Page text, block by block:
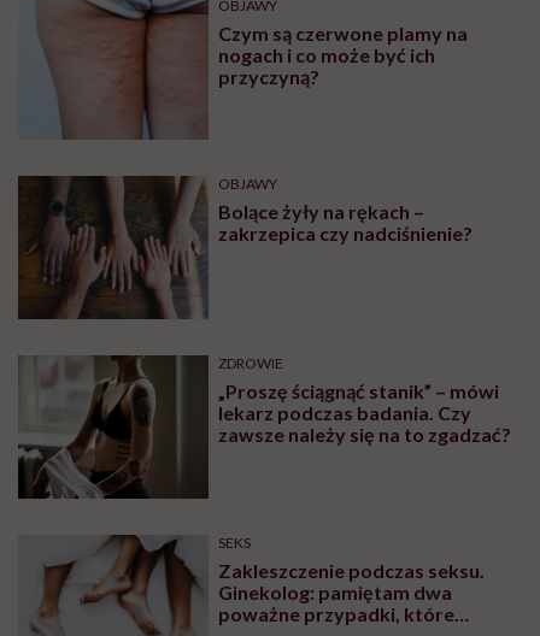
OBJAWY
Czym są czerwone plamy na
nogach i co może być ich
przyczyną?
OBJAWY
Bolące żyły na rękach –
zakrzepica czy nadciśnienie?
ZDROWIE
„Proszę ściągnąć stanik” – mówi
lekarz podczas badania. Czy
zawsze należy się na to zgadzać?
SEKS
Zakleszczenie podczas seksu.
Ginekolog: pamiętam dwa
poważne przypadki, które